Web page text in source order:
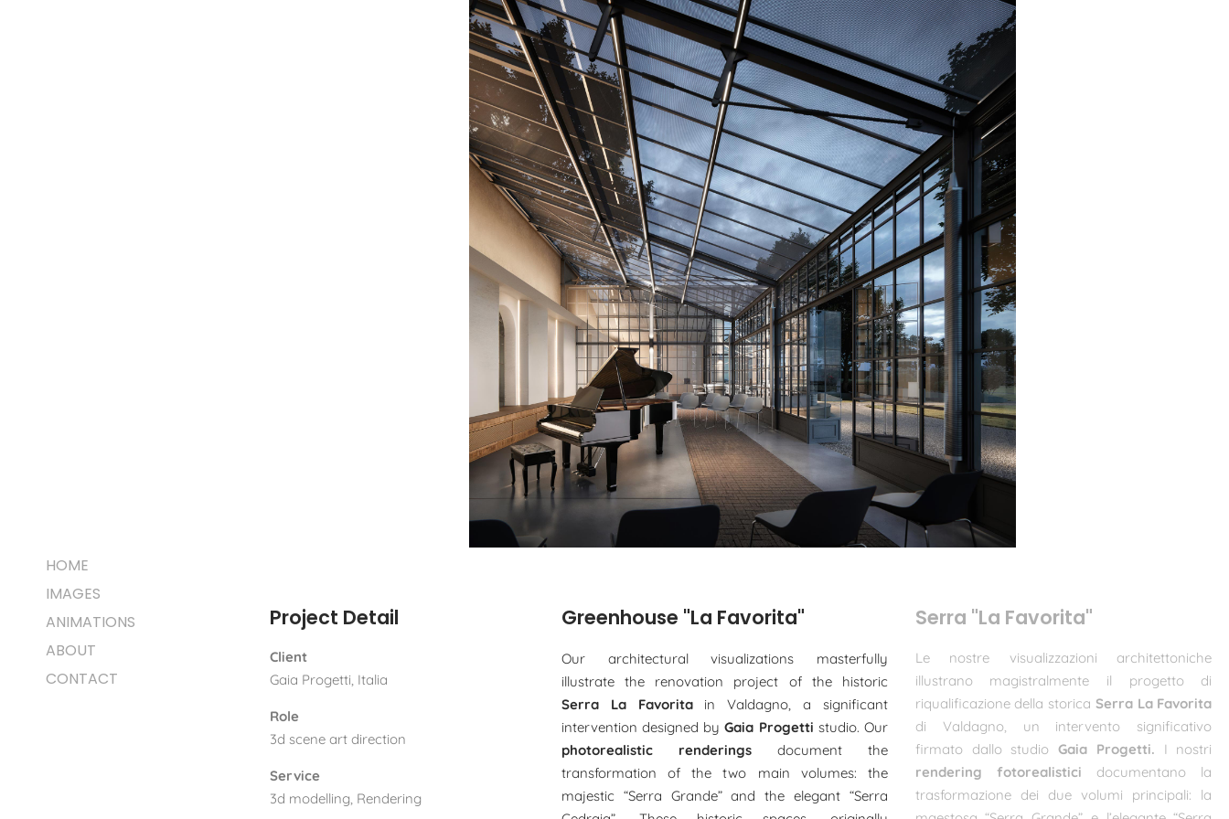
HOME
IMAGES
ANIMATIONS
ABOUT
CONTACT
Project Detail
Client
Gaia Progetti, Italia
Role
3d scene art direction
Service
3d modelling, Rendering
Greenhouse "La Favorita"
Our architectural visualizations masterfully
illustrate the renovation project of the historic
Serra La Favoritain Valdagno, a significant
intervention designed byGaia Progetti studio. Our
photorealistic renderings document the
transformation of the two main volumes: the
majestic “Serra Grande” and the elegant “Serra
Serra "La Favorita"
Le nostre visualizzazioni architettoniche
illustrano magistralmente il progetto di
riqualificazione della storica Serra La Favorita
di Valdagno, un intervento significativo
firmato dallo studioGaia Progetti. I nostri
rendering fotorealistici documentano la
trasformazione dei due volumi principali: la